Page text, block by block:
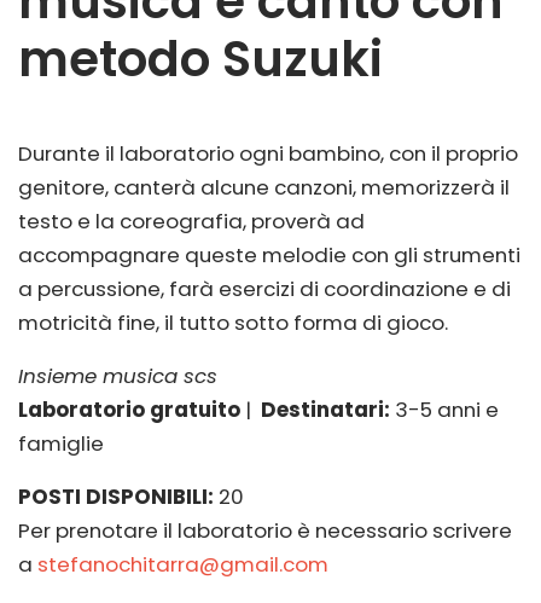
metodo Suzuki
Durante il laboratorio ogni bambino, con il proprio
genitore, canterà alcune canzoni, memorizzerà il
testo e la coreografia, proverà ad
accompagnare queste melodie con gli strumenti
a percussione, farà esercizi di coordinazione e di
motricità fine, il tutto sotto forma di gioco.
Insieme musica scs
Laboratorio gratuito | Destinatari: 3-5 anni e
famiglie
POSTI DISPONIBILI: 20
Per prenotare il laboratorio è necessario scrivere
a stefanochitarra@gmail.com